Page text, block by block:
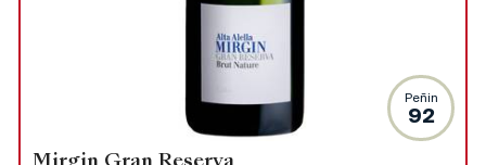
Peñin
92